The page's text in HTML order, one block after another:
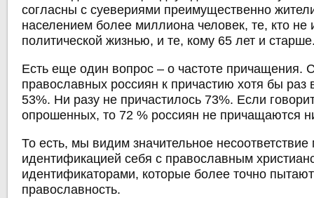
согласны с суевериями преимущественно
населением более миллиона человек, те, кто не
политической жизнью, и те, кому 65 лет и
Есть еще один вопрос – о частоте причащения.
православных россиян к причастию хотя бы раз
53%. Ни разу не причастилось 73%. Если
опрошенных, то 72 % россиян не причащаются
То есть, мы видим значительное
идентификацией себя с православным
идентификаторами, которые более точно
православность.